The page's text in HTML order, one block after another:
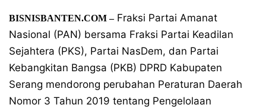
BISNISBANTEN.COM –Fraksi Partai Amanat
Nasional (PAN) bersama Fraksi Partai Keadilan
Sejahtera (PKS), Partai NasDem, dan Partai
Kebangkitan Bangsa (PKB) DPRD Kabupaten
Serang mendorong perubahan Peraturan Daerah
Nomor 3 Tahun 2019 tentang Pengelolaan